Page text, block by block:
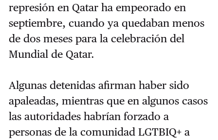
represión en Qatar ha empeorado en
septiembre, cuando ya quedaban menos
de dos meses para la celebración del
Mundial de Qatar.
Algunas detenidas afirman haber sido
apaleadas, mientras que en algunos casos
las autoridades habrían forzado a
personas de la comunidad LGTBIQ+ a